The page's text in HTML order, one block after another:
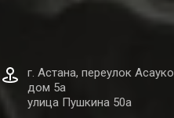
г. Астана, переулок
дом 5а
улица Пушкина 50а